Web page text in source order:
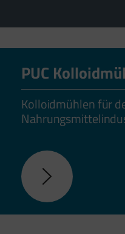
PUC
Kolloidmühlen für